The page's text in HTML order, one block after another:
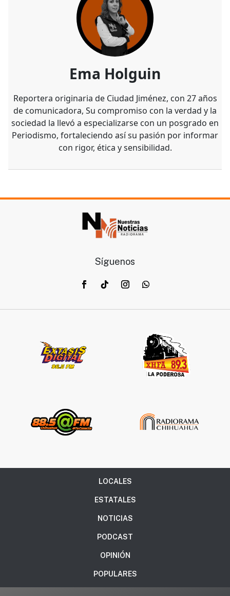
Ema Holguin
Reportera originaria de Ciudad Jiménez, con 27 años
de comunicadora, Su compromiso con la verdad y la
sociedad la llevó a especializarse con un posgrado en
Periodismo, fortaleciendo así su pasión por informar
con rigor, ética y sensibilidad.
Síguenos
LOCALES
ESTATALES
NOTICIAS
PODCAST
OPINIÓN
POPULARES